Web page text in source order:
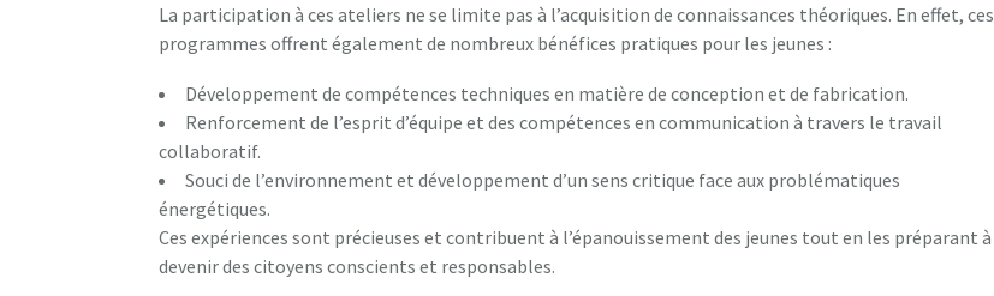
La participation à ces ateliers ne se limite pas à l’acquisition de connaissances théoriques. En effet, ces
programmes offrent également de nombreux bénéfices pratiques pour les jeunes :
Développement de compétences techniques en matière de conception et de fabrication.
Renforcement de l’esprit d’équipe et des compétences en communication à travers le travail
collaboratif.
Souci de l’environnement et développement d’un sens critique face aux problématiques
énergétiques.
Ces expériences sont précieuses et contribuent à l’épanouissement des jeunes tout en les préparant à
devenir des citoyens conscients et responsables.